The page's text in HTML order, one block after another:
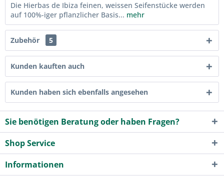
Die Hierbas de Ibiza feinen, weissen Seifenstücke werden
auf 100%-iger pflanzlicher Basis... mehr
Zubehör 5
Kunden kauften auch
Kunden haben sich ebenfalls angesehen
Sie benötigen Beratung oder haben Fragen?
Shop Service
Informationen